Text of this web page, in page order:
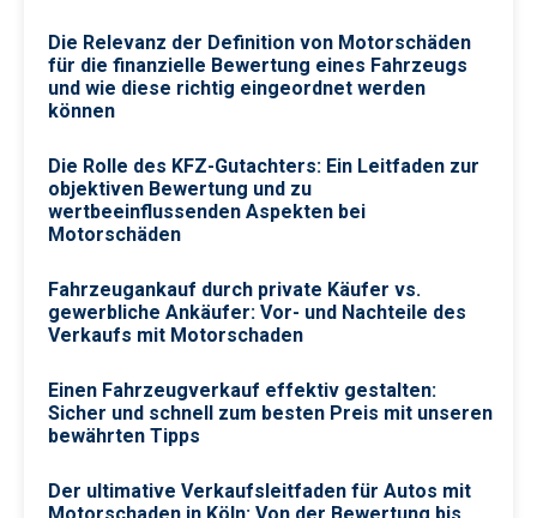
Die Relevanz der Definition von Motorschäden
für die finanzielle Bewertung eines Fahrzeugs
und wie diese richtig eingeordnet werden
können
Die Rolle des KFZ-Gutachters: Ein Leitfaden zur
objektiven Bewertung und zu
wertbeeinflussenden Aspekten bei
Motorschäden
Fahrzeugankauf durch private Käufer vs.
gewerbliche Ankäufer: Vor- und Nachteile des
Verkaufs mit Motorschaden
Einen Fahrzeugverkauf effektiv gestalten:
Sicher und schnell zum besten Preis mit unseren
bewährten Tipps
Der ultimative Verkaufsleitfaden für Autos mit
Motorschaden in Köln: Von der Bewertung bis